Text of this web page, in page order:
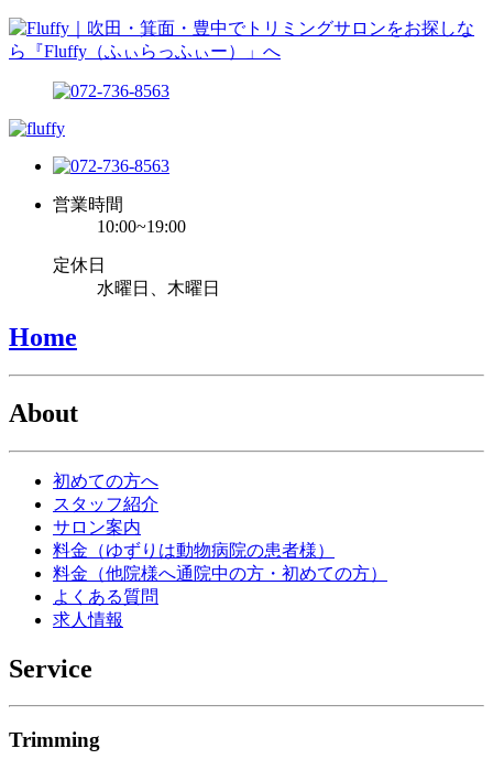
営業時間
10:00~19:00
定休日
水曜日、木曜日
Home
About
初めての方へ
スタッフ紹介
サロン案内
料金（ゆずりは動物病院の患者様）
料金（他院様へ通院中の方・初めての方）
よくある質問
求人情報
Service
Trimming